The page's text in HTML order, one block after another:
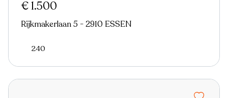
€ 1.500
Rijkmakerlaan 5 - 2910 ESSEN
240